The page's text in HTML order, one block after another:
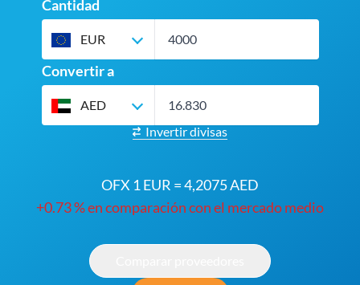
Cantidad
EUR
Convertir a
AED
Invertir divisas
OFX 1 EUR = 4,2075 AED
+0.73 % en comparación con el mercado medio